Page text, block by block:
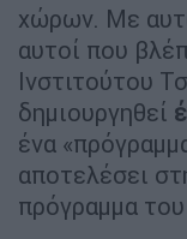
χώρων. Με
αυτοί που
Ινστιτούτου
δημιουργηθεί
ένα
αποτελέσει
πρόγραμμα